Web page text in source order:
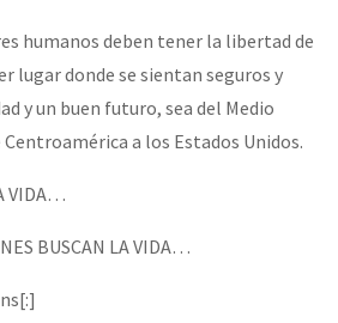
humanos deben tener la libertad de
lugar donde se sientan seguros y
y un buen futuro, sea del Medio
a los Estados Unidos.
VIDA…
BUSCAN LA VIDA…